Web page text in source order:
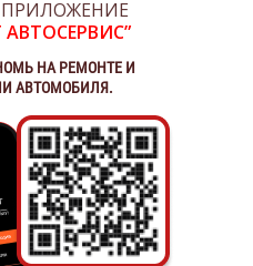
НА РЕМОНТЕ И
АВТОМОБИЛЯ.